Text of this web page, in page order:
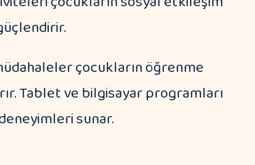
çocukların öğrenme
Tablet ve bilgisayar programları
sunar.